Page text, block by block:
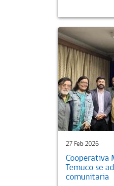
27 Feb 2026
Cooperativa
Temuco se
comunitaria